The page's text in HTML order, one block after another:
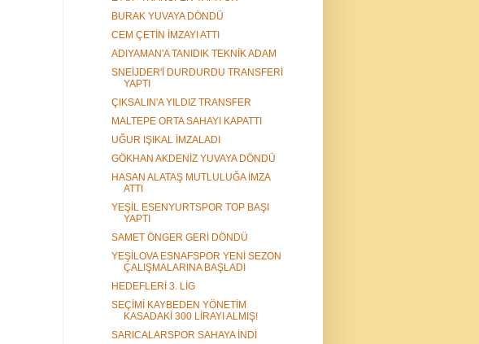
BURAK YUVAYA DÖNDÜ
CEM ÇETİN İMZAYI ATTI
ADIYAMAN'A TANIDIK TEKNİK ADAM
SNEİJDER'İ DURDURDU TRANSFERİ
YAPTI
ÇIKSALIN'A YILDIZ TRANSFER
MALTEPE ORTA SAHAYI KAPATTI
UĞUR IŞIKAL İMZALADI
GÖKHAN AKDENİZ YUVAYA DÖNDÜ
HASAN ALATAŞ MUTLULUĞA İMZA
ATTI
YEŞİL ESENYURTSPOR TOP BAŞI
YAPTI
SAMET ÖNGER GERİ DÖNDÜ
YEŞİLOVA ESNAFSPOR YENİ SEZON
ÇALIŞMALARINA BAŞLADI
HEDEFLERİ 3. LİG
SEÇİMİ KAYBEDEN YÖNETİM
KASADAKİ 300 LİRAYI ALMIŞ!
SARICALARSPOR SAHAYA İNDİ